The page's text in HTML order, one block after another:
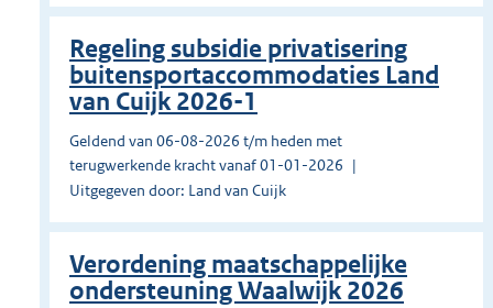
Regeling subsidie privatisering
buitensportaccommodaties Land
van Cuijk 2026-1
Geldend van 06-08-2026 t/m heden met
terugwerkende kracht vanaf 01-01-2026
Uitgegeven door: Land van Cuijk
Verordening maatschappelijke
ondersteuning Waalwijk 2026